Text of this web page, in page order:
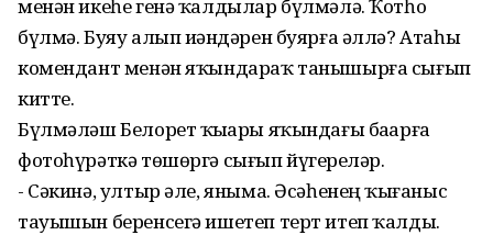
менән икеһе генә ҡалдылар бүлмәлә. Ҡотһоҙ
бүлмә. Буяу алып иҙәндәрен буярға әллә? Атаһы
комендант менән яҡындараҡ танышырға сығып
китте.
Бүлмәләш Белорет ҡыҙҙары яҡындағы баҙарға
фотоһүрәткә төшөргә сығып йүгерҙеләр.
- Сәкинә, ултыр әле, яныма. Әсәһенең ҡыҙғаныс
тауышын беренсегә ишетеп терт итеп ҡалды.